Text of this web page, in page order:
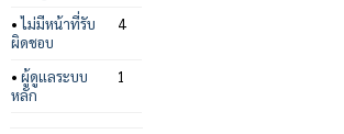
•ไม่มีหน้าที่รับ
ผิดชอบ
4
• ผู้ดูแลระบบ
หลัก
1